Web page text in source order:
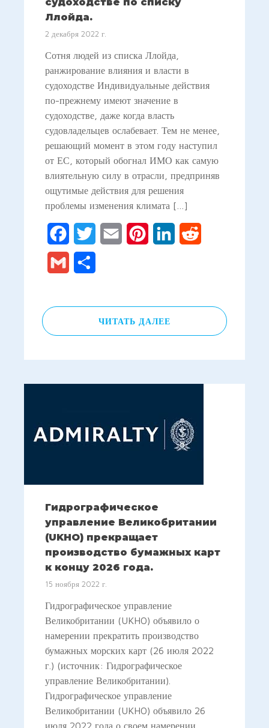
Ллойда.
2 декабря 2022 г.
Сотня людей из списка Ллойда,
ранжирование влияния и власти в
судоходстве Индивидуальные действия
по-прежнему имеют значение в
судоходстве, даже когда власть
судовладельцев ослабевает. Тем не менее,
решающий момент в этом году наступил
от ЕС, который обогнал ИМО как самую
влиятельную силу в отрасли, предприняв
ощутимые действия для решения
проблемы изменения климата […]
FacebookTwitter Email PinterestLinkedIn
Gmail
ЧИТАТЬ ДАЛЕЕ
Гидрографическое
управление Великобритании
(UKHO) прекращает
производство бумажных карт
к концу 2026 года.
15 ноября 2022 г.
Гидрографическое управление
Великобритании (UKHO) объявило о
намерении прекратить производство
бумажных морских карт (26 июля 2022
г.) (источник: Гидрографическое
управление Великобритании).
Гидрографическое управление
Великобритании (UKHO) объявило 26
июля 2022 года о своем намерении